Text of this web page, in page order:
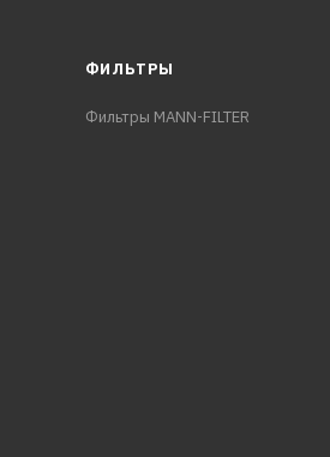
ФИЛЬТРЫ
Фильтры MANN-FILTER